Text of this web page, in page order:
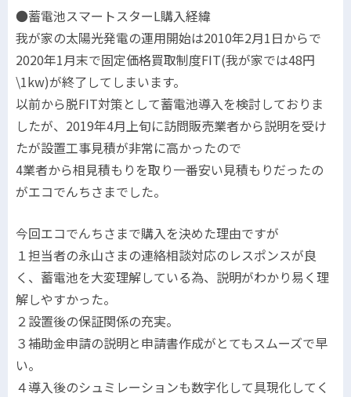
●蓄電池スマートスターL購入経緯
我が家の太陽光発電の運用開始は2010年2月1日からで
2020年1月末で固定価格買取制度FIT(我が家では48円
\1kw)が終了してしまいます。
以前から脱FIT対策として蓄電池導入を検討しておりま
したが、2019年4月上旬に訪問販売業者から説明を受け
たが設置工事見積が非常に高かったので
4業者から相見積もりを取り一番安い見積もりだったの
がエコでんちさまでした。
今回エコでんちさまで購入を決めた理由ですが
１担当者の永山さまの連絡相談対応のレスポンスが良
く、蓄電池を大変理解している為、説明がわかり易く理
解しやすかった。
２設置後の保証関係の充実。
３補助金申請の説明と申請書作成がとてもスムーズで早
い。
４導入後のシュミレーションも数字化して具現化してく